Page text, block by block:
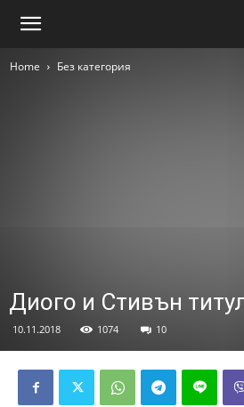
Home Без категория
Диого и Стивън
10.11.2018 1074 10